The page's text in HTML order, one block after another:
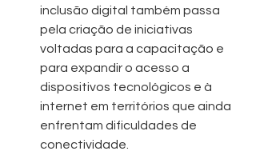
inclusão digital também passa
pela criação de iniciativas
voltadas para a capacitação e
para expandir o acesso a
dispositivos tecnológicos e à
internet em territórios que ainda
enfrentam dificuldades de
conectividade.